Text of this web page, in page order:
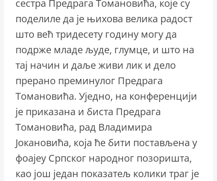
сестра Предрага Томановића, које су
поделиле да је њихова велика радост
што већ тридесету годину могу да
подрже младе људе, глумце, и што на
тај начин и даље живи лик и дело
прерано преминулог Предрага
Томановића. Уједно, на конференцији
је приказана и биста Предрага
Томановића, рад Владимира
Јокановића, која ће бити постављена у
фоајеу Српског народног позоришта,
као још један показатељ колики траг је